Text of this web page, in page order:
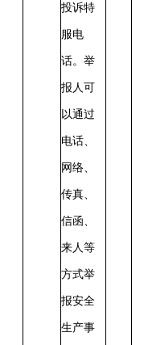
投诉特
服电
话。举
报人可
以通过
电话、
网络、
传真、
信函、
来人等
方式举
报安全
生产事